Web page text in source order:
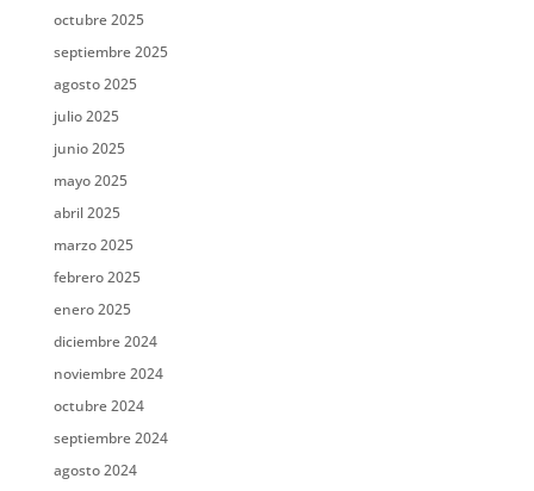
octubre 2025
septiembre 2025
agosto 2025
julio 2025
junio 2025
mayo 2025
abril 2025
marzo 2025
febrero 2025
enero 2025
diciembre 2024
noviembre 2024
octubre 2024
septiembre 2024
agosto 2024